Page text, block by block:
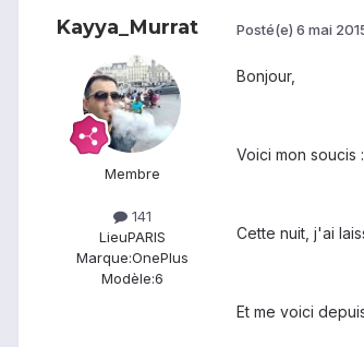
Kayya_Murrat
Membre
141
LieuPARIS
Marque:OnePlus
Modèle:6
Posté(e) 6 mai
Bonjour,
Voici mon soucis :
Cette nuit, j'ai
Et me voici